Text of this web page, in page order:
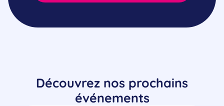
Découvrez nos prochains
événements